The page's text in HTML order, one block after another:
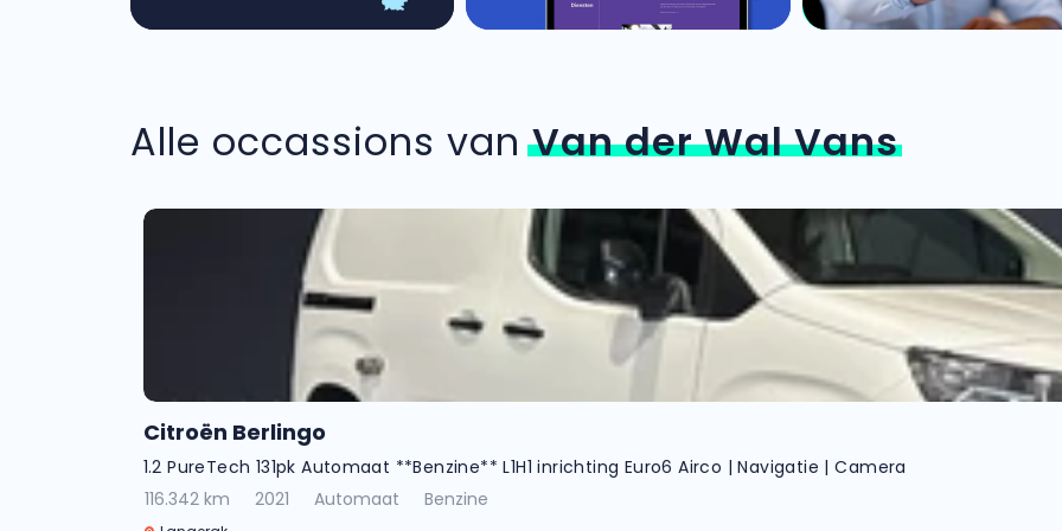
Alle occassions vanVan der Wal Vans
Citroën Berlingo
1.2 PureTech 131pk Automaat **Benzine** L1H1 inrichting Euro6 Airco | Navigatie | Camera
116.342 km
2021 Automaat Benzine